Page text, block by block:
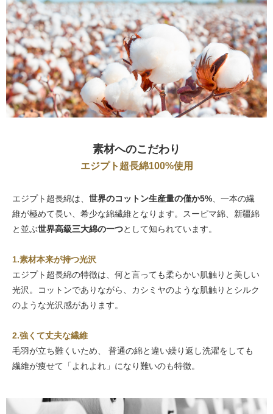
素材へのこだわり
エジプト超長綿100%使用
エジプト超長綿は、 世界のコットン生産量の僅か5% 、一本の繊
維が極めて長い、希少な綿繊維となります。スーピマ綿、新疆綿
と並ぶ世界高級三大綿の一つとして知られています。
1.素材本来が持つ光沢
エジプト超長綿の特徴は、何と言っても柔らかい肌触りと美しい
光沢。コットンでありながら、カシミヤのような肌触りとシルク
のような光沢感があります。
2.強くて丈夫な繊維
毛羽が立ち難くいため、 普通の綿と違い繰り返し洗濯をしても
繊維が痩せて「よれよれ」になり難いのも特徴。